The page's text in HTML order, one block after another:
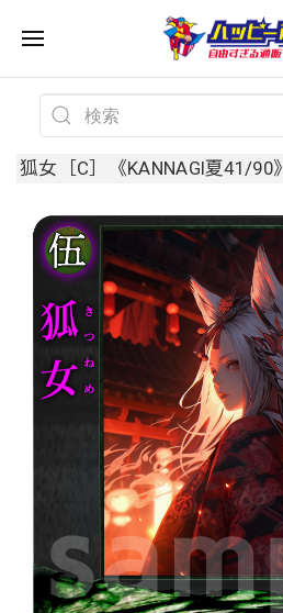
狐女［C］《KANNAGI夏41/90》